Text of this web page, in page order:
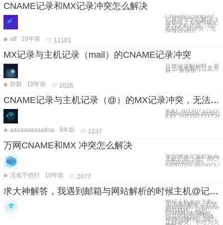
CNAME记录和MX记录冲突怎么解决
CNAME记录和MX
记录冲突怎么解决？
出错啦！ CNAME记
录与主机记录（@）
的MX记录冲突，无
法保存成功。
atf
10年前 11101
MX记录与主机记录（mail）的CNAME记录冲突
注册企业邮箱时，为
什么域名解析总是失
败！ 急急急！
舒新
10年前 2028
CNAME记录与主机记录（@）的MX记录冲突，无法保存成功。
(https://
aaaaaaaasadsa
9年前 2237
万网CNAME和MX 冲突怎么解决
按照腾讯企业邮箱在
主机记录（@）的
(https://oss-cn-
没名字也行
10年前 2477
求大神解答，我遇到邮箱与网站解析的时候主机@记录冲突的问题
网站主机是云主机，
无法做A解析，若使
用WWW和不带www
都能跳转，须把
CNAME做@解析。
但是邮箱也需要做
MX的@解析，两个
正好冲突。求给为大